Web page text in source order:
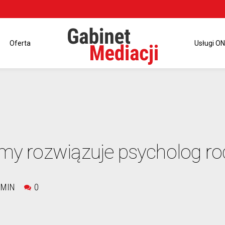
Oferta Usługi
rozwiązuje psycholog
0